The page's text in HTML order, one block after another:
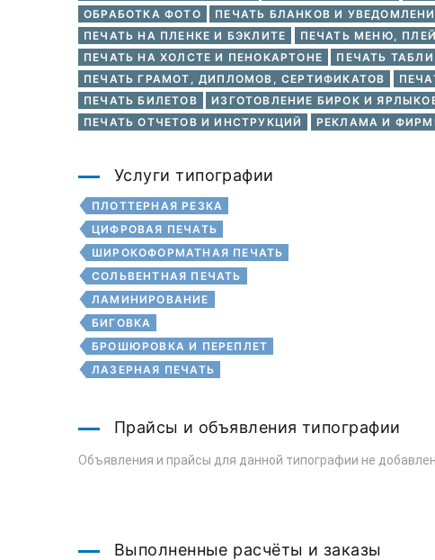
ОБРАБОТКА ФОТО
ПЕЧАТЬ БЛАНКОВ И
ПЕЧАТЬ НА ПЛЕНКЕ И БЭКЛИТЕ
ПЕЧАТЬ МЕНЮ,
ПЕЧАТЬ НА ХОЛСТЕ И ПЕНОКАРТОНЕ
ПЕЧАТЬ
ПЕЧАТЬ ГРАМОТ, ДИПЛОМОВ, СЕРТИФИКАТОВ
ПЕЧАТЬ БИЛЕТОВ
ИЗГОТОВЛЕНИЕ БИРОК И
ПЕЧАТЬ ОТЧЕТОВ И ИНСТРУКЦИЙ
РЕКЛАМА И
Услуги типографии
ПЛОТТЕРНАЯ РЕЗКА
ЦИФРОВАЯ ПЕЧАТЬ
ШИРОКОФОРМАТНАЯ ПЕЧАТЬ
СОЛЬВЕНТНАЯ ПЕЧАТЬ
ЛАМИНИРОВАНИЕ
БИГОВКА
БРОШЮРОВКА И ПЕРЕПЛЕТ
ЛАЗЕРНАЯ ПЕЧАТЬ
Прайсы и объявления типографии
Объявления и прайсы для данной типографии не
Выполненные расчёты и заказы